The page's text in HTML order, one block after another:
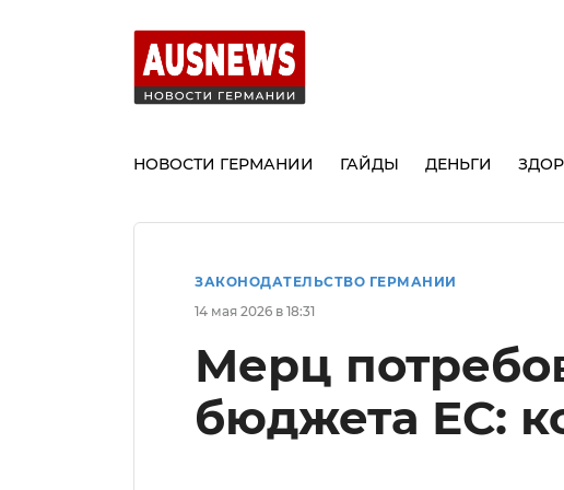
НОВОСТИ ГЕРМАНИИ ГАЙДЫ ДЕНЬГИ
ЗАКОНОДАТЕЛЬСТВО ГЕРМАНИИ
14 мая 2026 в 18:31
Мерц
бюджета ЕС: